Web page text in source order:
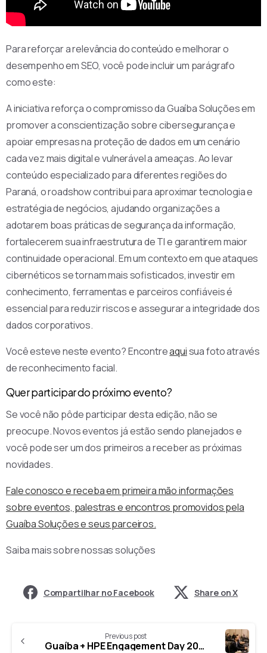
Para reforçar a relevância do conteúdo e melhorar o
desempenho em SEO, você pode incluir um parágrafo
como este:
A iniciativa reforça o compromisso da Guaíba Soluções em
promover a conscientização sobre cibersegurança e
apoiar empresas na proteção de dados em um cenário
cada vez mais digital e vulnerável a ameaças. Ao levar
conteúdo especializado para diferentes regiões do
Paraná, o roadshow contribui para aproximar tecnologia e
estratégia de negócios, ajudando organizações a
adotarem boas práticas de segurança da informação,
fortalecerem sua infraestrutura de TI e garantirem maior
continuidade operacional. Em um contexto em que ataques
cibernéticos se tornam mais sofisticados, investir em
conhecimento, ferramentas e parceiros confiáveis é
essencial para reduzir riscos e assegurar a integridade dos
dados corporativos.
Você esteve neste evento? Encontreaquisua foto através
de reconhecimento facial.
Quer participar do próximo evento?
Se você não pôde participar desta edição, não se
preocupe. Novos eventos já estão sendo planejados e
você pode ser um dos primeiros a receber as próximas
novidades.
Fale conosco e receba em primeira mão informações
sobre eventos, palestras e encontros promovidos pela
Guaíba Soluções e seus parceiros.
Saiba mais sobre nossas soluções
Share on X
Previous post
Guaíba + HPE Engagement Day 2025: Tecnologia e Inovação para Transformar Negócios